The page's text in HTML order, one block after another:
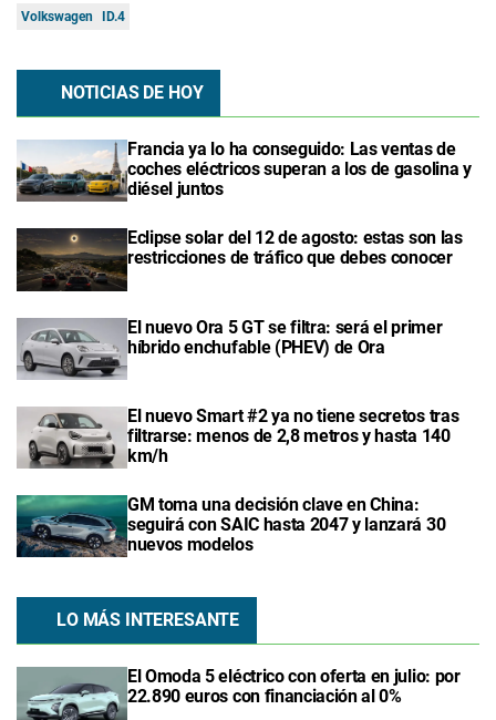
Volkswagen
ID.4
NOTICIAS DE HOY
Francia ya lo ha conseguido: Las ventas de
coches eléctricos superan a los de gasolina y
diésel juntos
Eclipse solar del 12 de agosto: estas son las
restricciones de tráfico que debes conocer
El nuevo Ora 5 GT se filtra: será el primer
híbrido enchufable (PHEV) de Ora
El nuevo Smart #2 ya no tiene secretos tras
filtrarse: menos de 2,8 metros y hasta 140
km/h
GM toma una decisión clave en China:
seguirá con SAIC hasta 2047 y lanzará 30
nuevos modelos
LO MÁS INTERESANTE
El Omoda 5 eléctrico con oferta en julio: por
22.890 euros con financiación al 0%